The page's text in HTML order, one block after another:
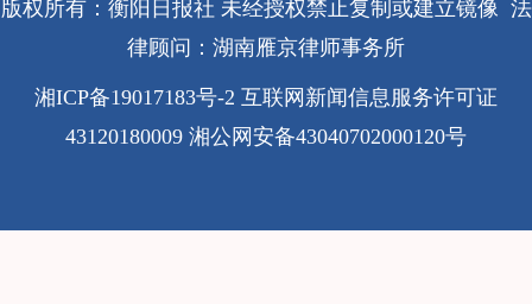
版权所有：衡阳日报社 未经授权禁止复制或建立镜像 法
律顾问：湖南雁京律师事务所
湘ICP备19017183号-2 互联网新闻信息服务许可证
43120180009 湘公网安备43040702000120号